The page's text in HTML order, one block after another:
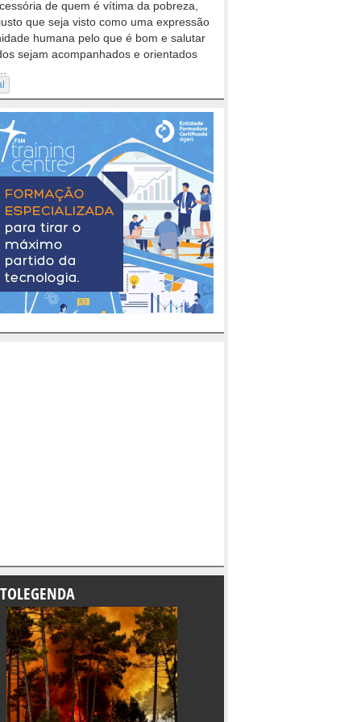
de quem é vítima da pobreza,
que seja visto como uma expressão
humana pelo que é bom e salutar
sejam acompanhados e orientados